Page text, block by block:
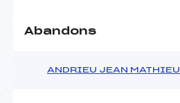
Abandons
ANDRIEU JEAN MATHIEU